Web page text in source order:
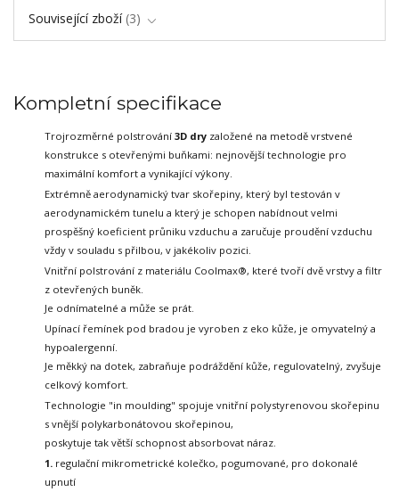
Související zboží 3
Kompletní specifikace
Trojrozměrné polstrování 3D dry založené na metodě vrstvené
konstrukce s otevřenými buňkami: nejnovější technologie pro
maximální komfort a vynikající výkony.
Extrémně aerodynamický tvar skořepiny, který byl testován v
aerodynamickém tunelu a který je schopen nabídnout velmi
prospěšný koeficient průniku vzduchu a zaručuje proudění vzduchu
vždy v souladu s přilbou, v jakékoliv pozici.
Vnitřní polstrování z materiálu Coolmax®, které tvoří dvě vrstvy a filtr
z otevřených buněk.
Je odnímatelné a může se prát.
Upínací řemínek pod bradou je vyroben z eko kůže, je omyvatelný a
hypoalergenní.
Je měkký na dotek, zabraňuje podráždění kůže, regulovatelný, zvyšuje
celkový komfort.
Technologie "in moulding" spojuje vnitřní polystyrenovou skořepinu
s vnější polykarbonátovou skořepinou,
poskytuje tak větší schopnost absorbovat náraz.
1. regulační mikrometrické kolečko, pogumované, pro dokonalé
upnutí